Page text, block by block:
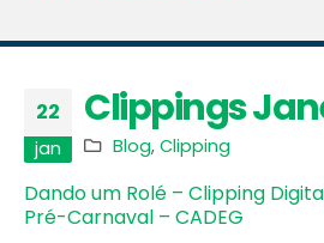
22
jan
Clippings
Blog,Clipping
Dando um Rolé – Clipping
Pré-Carnaval – CADEG